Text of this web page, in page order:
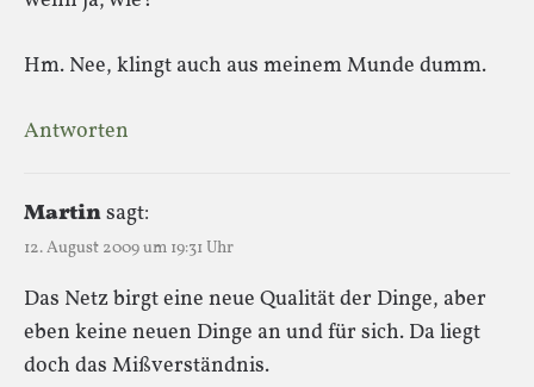
Hm. Nee, klingt auch aus meinem Munde dumm.
Antworten
Martinsagt:
12. August 2009 um 19:31 Uhr
Das Netz birgt eine neue Qualität der Dinge, aber
eben keine neuen Dinge an und für sich. Da liegt
doch das Mißverständnis.